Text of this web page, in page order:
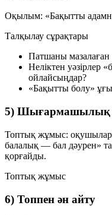
Оқылым: «Бақытты
Талқылау сұрақтары
Патшаны
Неліктен уәзірлер
ойлайсыңдар?
«Бақытты болу»
5) Шығармашылық
Топтық жұмыс: оқушылар
балалық — бал дәурен»
қорғайды.
Топтық жұмыс
6) Топпен ән айту